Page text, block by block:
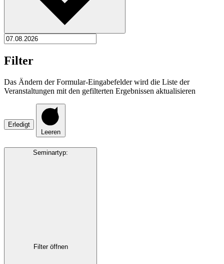
Filter
Das Ändern der Formular-Eingabefelder wird die Liste der
Veranstaltungen mit den gefilterten Ergebnissen aktualisieren
Erledigt
Leeren
Seminartyp:
Filter öffnen